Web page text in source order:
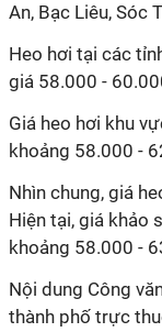
An, Bạc Liêu, Sóc
Heo hơi tại các
giá 58.000 -
Giá heo hơi khu
khoảng 58.000 -
Nhìn chung, giá
Hiện tại, giá khảo
khoảng 58.000 -
Nội dung Công
thành phố trực